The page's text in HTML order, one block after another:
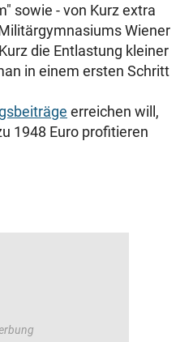
sowie - von Kurz extra
Wiener
die Entlastung kleiner
in einem ersten Schritt
erreichen will,
1948 Euro profitieren